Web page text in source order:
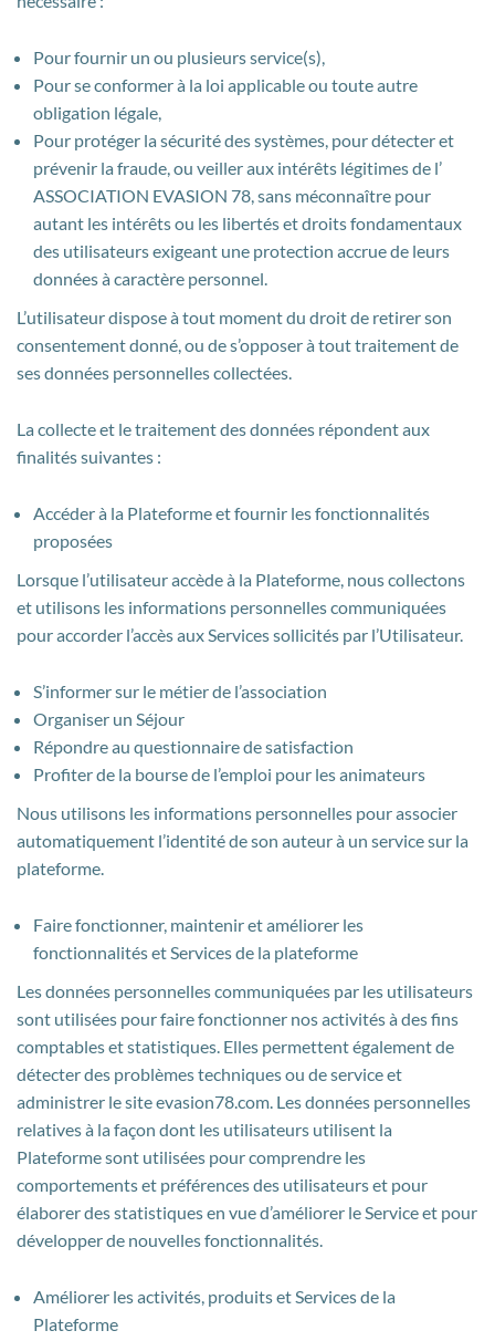
Pour fournir un ou plusieurs service(s),
Pour se conformer à la loi applicable ou toute autre
obligation légale,
Pour protéger la sécurité des systèmes, pour détecter et
prévenir la fraude, ou veiller aux intérêts légitimes de l’
ASSOCIATION EVASION 78, sans méconnaître pour
autant les intérêts ou les libertés et droits fondamentaux
des utilisateurs exigeant une protection accrue de leurs
données à caractère personnel.
L’utilisateur dispose à tout moment du droit de retirer son
consentement donné, ou de s’opposer à tout traitement de
ses données personnelles collectées.
La collecte et le traitement des données répondent aux
finalités suivantes :
Accéder à la Plateforme et fournir les fonctionnalités
proposées
Lorsque l’utilisateur accède à la Plateforme, nous collectons
et utilisons les informations personnelles communiquées
pour accorder l’accès aux Services sollicités par l’Utilisateur.
S’informer sur le métier de l’association
Organiser un Séjour
Répondre au questionnaire de satisfaction
Profiter de la bourse de l’emploi pour les animateurs
Nous utilisons les informations personnelles pour associer
automatiquement l’identité de son auteur à un service sur la
plateforme.
Faire fonctionner, maintenir et améliorer les
fonctionnalités et Services de la plateforme
Les données personnelles communiquées par les utilisateurs
sont utilisées pour faire fonctionner nos activités à des fins
comptables et statistiques. Elles permettent également de
détecter des problèmes techniques ou de service et
administrer le site evasion78.com. Les données personnelles
relatives à la façon dont les utilisateurs utilisent la
Plateforme sont utilisées pour comprendre les
comportements et préférences des utilisateurs et pour
élaborer des statistiques en vue d’améliorer le Service et pour
développer de nouvelles fonctionnalités.
Améliorer les activités, produits et Services de la
Plateforme